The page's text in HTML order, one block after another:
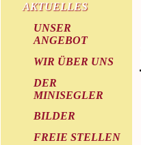
AKTUELLES
UNSER
ANGEBOT
WIR ÜBER UNS
DER
MINISEGLER
BILDER
FREIE STELLEN